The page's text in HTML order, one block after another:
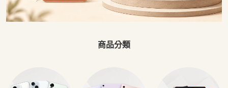
商品分類